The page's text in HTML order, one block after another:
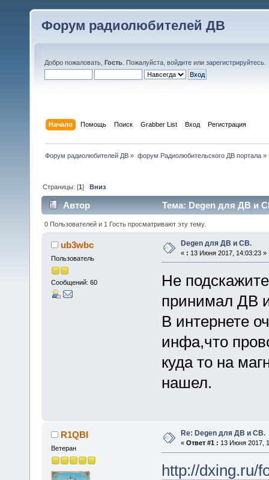
Форум радиолюбителей ДВ
Добро пожаловать, Гость . Пожалуйста, войдите или зарегистрируйтесь
Начало Помощь Поиск Grabber List Вход Регистрация
Форум радиолюбителей ДВ » форум Радиолюбительского ДВ портала»
Страницы: [1]Вниз
Автор Тема: Degen для ДВ и
0 Пользователей и 1 Гость просматривают эту тему.
ub3wbc
Пользователь
Сообщений: 60
Degen для ДВ и СВ.
« : 13 Июня 2017, 14:03:23 »
Не
принимал ДВ
В интернете
инфа,что
куда то на
нашел.
R1QBI
Ветеран
Re: Degen для ДВ и СВ.
« Ответ #1 : 13 Июня 2017,
http://dxing.ru/